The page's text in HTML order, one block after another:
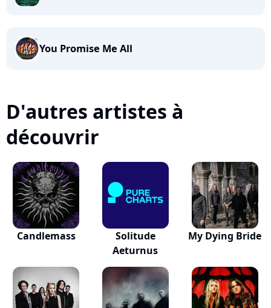
You Promise Me All
D'autres artistes à
découvrir
Candlemass
Solitude
Aeturnus
My Dying Bride